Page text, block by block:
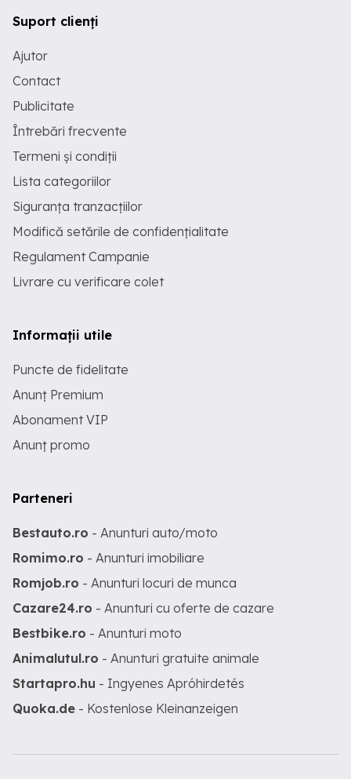
Suport clienți
Ajutor
Contact
Publicitate
Întrebări frecvente
Termeni și condiții
Lista categoriilor
Siguranța tranzacțiilor
Modifică setările de confidențialitate
Regulament Campanie
Livrare cu verificare colet
Informații utile
Puncte de fidelitate
Anunț Premium
Abonament VIP
Anunț promo
Parteneri
Bestauto.ro - Anunturi auto/moto
Romimo.ro - Anunturi imobiliare
Romjob.ro - Anunturi locuri de munca
Cazare24.ro - Anunturi cu oferte de cazare
Bestbike.ro - Anunturi moto
Animalutul.ro - Anunturi gratuite animale
Startapro.hu - Ingyenes Apróhirdetés
Quoka.de - Kostenlose Kleinanzeigen